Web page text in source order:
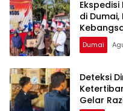
Ekspedisi
di
Dumai
Deteksi
Gelar